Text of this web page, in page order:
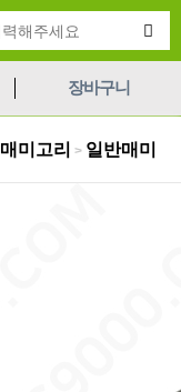
장바구니
매미고리 > 일반매미